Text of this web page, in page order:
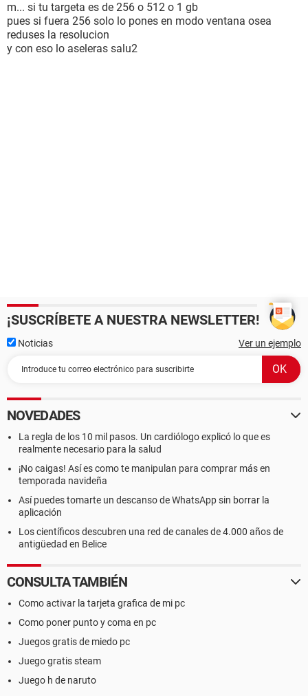
m... si tu targeta es de 256 o 512 o 1 gb
pues si fuera 256 solo lo pones en modo ventana osea
reduses la resolucion
y con eso lo aseleras salu2
¡SUSCRÍBETE A NUESTRA NEWSLETTER!
Noticias Ver un ejemplo
NOVEDADES
La regla de los 10 mil pasos. Un cardiólogo explicó lo que es
realmente necesario para la salud
¡No caigas! Así es como te manipulan para comprar más en
temporada navideña
Así puedes tomarte un descanso de WhatsApp sin borrar la
aplicación
Los científicos descubren una red de canales de 4.000 años de
antigüedad en Belice
CONSULTA TAMBIÉN
Como activar la tarjeta grafica de mi pc
Como poner punto y coma en pc
Juegos gratis de miedo pc
Juego gratis steam
Juego h de naruto